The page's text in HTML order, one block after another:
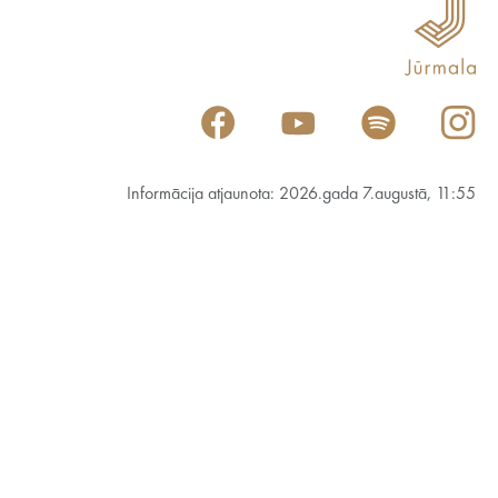
Informācija atjaunota: 2026.gada 7.augustā, 11:55